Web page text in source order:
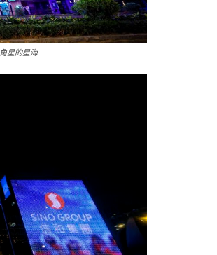
星的星海